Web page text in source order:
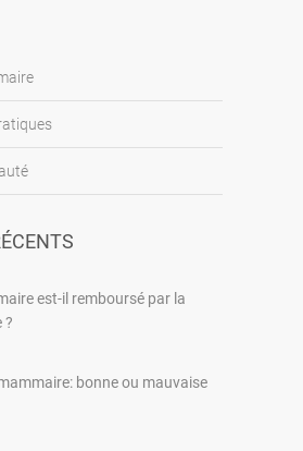
est-il remboursé par la
?
bonne ou mauvaise